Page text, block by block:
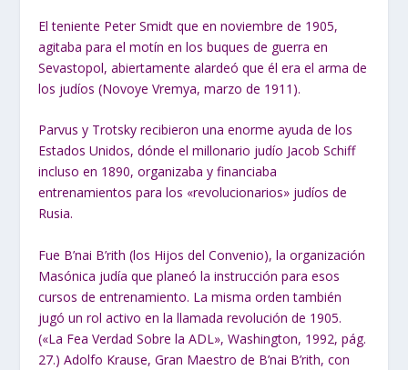
El teniente Peter Smidt que en noviembre de 1905,
agitaba para el motín en los buques de guerra en
Sevastopol, abiertamente alardeó que él era el arma de
los judíos (Novoye Vremya, marzo de 1911).
Parvus y Trotsky recibieron una enorme ayuda de los
Estados Unidos, dónde el millonario judío Jacob Schiff
incluso en 1890, organizaba y financiaba
entrenamientos para los «revolucionarios» judíos de
Rusia.
Fue B’nai B’rith (los Hijos del Convenio), la organización
Masónica judía que planeó la instrucción para esos
cursos de entrenamiento. La misma orden también
jugó un rol activo en la llamada revolución de 1905.
(«La Fea Verdad Sobre la ADL», Washington, 1992, pág.
27.) Adolfo Krause, Gran Maestro de B’nai B’rith, con